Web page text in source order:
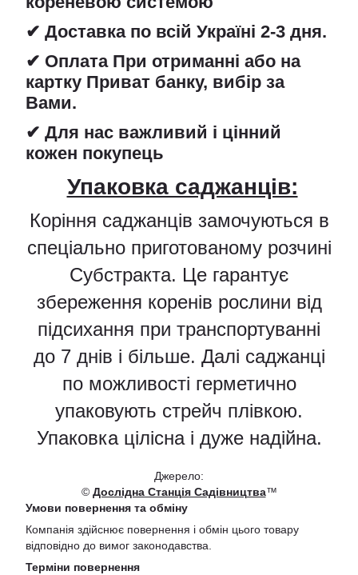
✔ Доставка по всій Україні 2-3 дня.
✔ Оплата При отриманні або на
картку Приват банку, вибір за
Вами.
✔ Для нас важливий і цінний
кожен покупець
Упаковка саджанців:
Коріння саджанців замочуються в
спеціально приготованому розчині
Субстракта. Це гарантує
збереження коренів рослини від
підсихання при транспортуванні
до 7 днів і більше. Далі саджанці
по можливості герметично
упаковують стрейч плівкою.
Упаковка цілісна і дуже надійна.
Джерело:
© Дослідна Станція Садівництва™
Умови повернення та обміну
Компанія здійснює повернення і обмін цього товару
відповідно до вимог законодавства.
Терміни повернення